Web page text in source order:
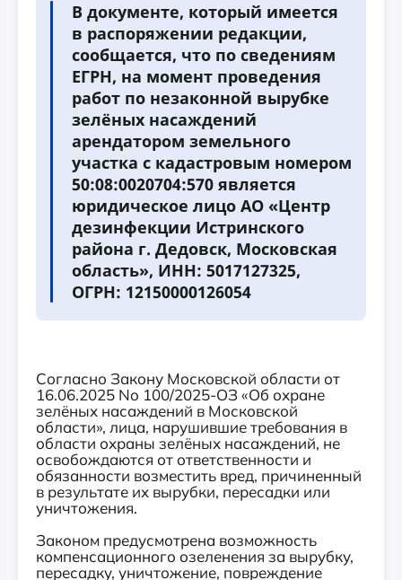
В документе, который имеется
в распоряжении редакции,
сообщается, что по сведениям
ЕГРН, на момент проведения
работ по незаконной вырубке
зелёных насаждений
арендатором земельного
участка с кадастровым номером
50:08:0020704:570 является
юридическое лицо АО «Центр
дезинфекции Истринского
района г. Дедовск, Московская
область», ИНН: 5017127325,
ОГРН: 12150000126054
Согласно Закону Московской области от
16.06.2025 No 100/2025-ОЗ «Об охране
зелёных насаждений в Московской
области», лица, нарушившие требования в
области охраны зелёных насаждений, не
освобождаются от ответственности и
обязанности возместить вред, причиненный
в результате их вырубки, пересадки или
уничтожения.
Законом предусмотрена возможность
компенсационного озеленения за вырубку,
пересадку, уничтожение, повреждение